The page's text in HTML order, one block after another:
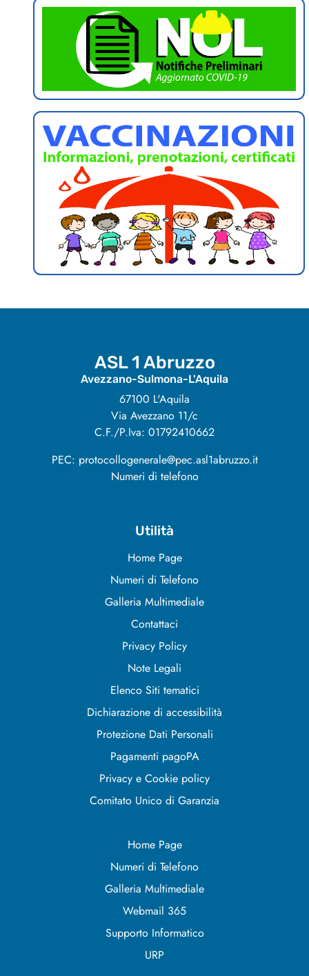
ASL 1 Abruzzo
Avezzano-Sulmona-L'Aquila
67100 L'Aquila
Via Avezzano 11/c
C.F./P.Iva: 01792410662
PEC: protocollogenerale@pec.asl1abruzzo.it
Numeri di telefono
Utilità
Home Page
Numeri di Telefono
Galleria Multimediale
Contattaci
Privacy Policy
Note Legali
Elenco Siti tematici
Dichiarazione di accessibilità
Protezione Dati Personali
Pagamenti pagoPA
Privacy e Cookie policy
Comitato Unico di Garanzia
Home Page
Numeri di Telefono
Galleria Multimediale
Webmail 365
Supporto Informatico
URP